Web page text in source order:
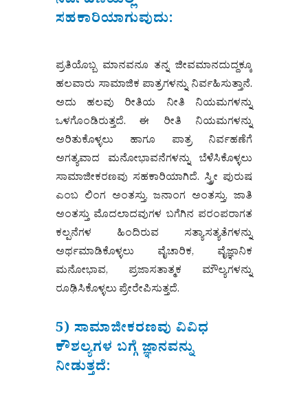
ಸಹಕಾರಿಯಾಗುವುದು:
ಪ್ರತಿಯೊಬ್ಬ ಮಾನವನೂ ತನ್ನ ಜೀವಮಾನದುದ್ದಕ್ಕೂ
ಹಲವಾರು ಸಾಮಾಜಿಕ ಪಾತ್ರಗಳನ್ನು ನಿರ್ವಹಿಸುತ್ತಾನೆ.
ಅದು ಹಲವು ರೀತಿಯ ನೀತಿ ನಿಯಮಗಳನ್ನು
ಒಳಗೊಂಡಿರುತ್ತದೆ. ಈ ರೀತಿ ನಿಯಮಗಳನ್ನು
ಅರಿತುಕೊಳ್ಳಲು ಹಾಗೂ ಪಾತ್ರ ನಿರ್ವಹಣೆಗೆ
ಅಗತ್ಯವಾದ ಮನೋಭಾವನೆಗಳನ್ನು ಬೆಳೆಸಿಕೊಳ್ಳಲು
ಸಾಮಾಜೀಕರಣವು ಸಹಕಾರಿಯಾಗಿದೆ. ಸ್ತ್ರೀ ಪುರುಷ
ಎಂಬ ಲಿಂಗ ಅಂತಸ್ತು, ಜನಾಂಗ ಅಂತಸ್ತು, ಜಾತಿ
ಅಂತಸ್ತು ಮೊದಲಾದವುಗಳ ಬಗೆಗಿನ ಪರಂಪರಾಗತ
ಕಲ್ಪನೆಗಳ ಹಿಂದಿರುವ ಸತ್ಯಾಸತ್ಯತೆಗಳನ್ನು
ಅರ್ಥಮಾಡಿಕೊಳ್ಳಲು ವೈಚಾರಿಕ, ವೈಜ್ಞಾನಿಕ
ಮನೋಭಾವ, ಪ್ರಜಾಸತಾತ್ಮಕ ಮೌಲ್ಯಗಳನ್ನು
ರೂಢಿಸಿಕೊಳ್ಳಲು ಪ್ರೇರೇಪಿಸುತ್ತದೆ.
5) ಸಾಮಾಜೀಕರಣವು ವಿವಿಧ
ಕೌಶಲ್ಯಗಳ ಬಗ್ಗೆ ಜ್ಞಾನವನ್ನು
ನೀಡುತ್ತದೆ: